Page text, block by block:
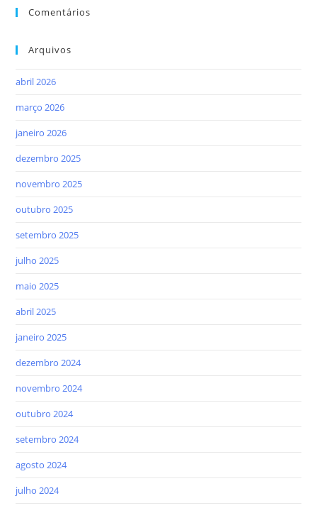
Comentários
Arquivos
abril 2026
março 2026
janeiro 2026
dezembro 2025
novembro 2025
outubro 2025
setembro 2025
julho 2025
maio 2025
abril 2025
janeiro 2025
dezembro 2024
novembro 2024
outubro 2024
setembro 2024
agosto 2024
julho 2024